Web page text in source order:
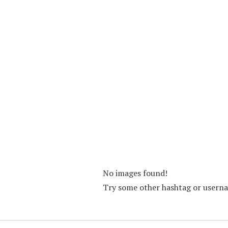
No images found!
Try some other hashtag or